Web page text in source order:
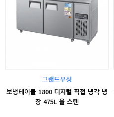
그랜드우성
보냉테이블 1800 디지털 직접 냉각 냉
장 475L 올 스텐